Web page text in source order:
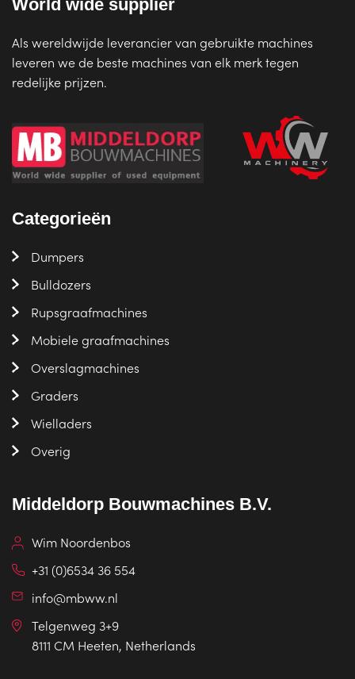
World wide supplier
Als wereldwijde leverancier van gebruikte machines
leveren we de beste machines van elk merk tegen
redelijke prijzen.
Categorieën
Dumpers
Bulldozers
Rupsgraafmachines
Mobiele graafmachines
Overslagmachines
Graders
Wielladers
Overig
Middeldorp Bouwmachines B.V.
Wim Noordenbos
+31 (0)6534 36 554
info@mbww.nl
Telgenweg 3+9
8111 CM Heeten, Netherlands